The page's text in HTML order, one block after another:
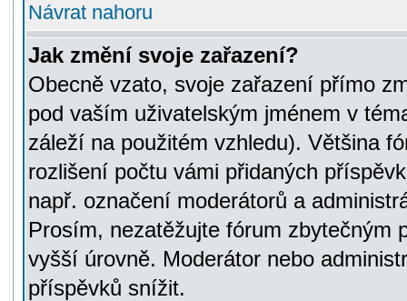
Návrat nahoru
Jak změní svoje zařazení?
Obecně vzato, svoje zařazení přímo
pod vaším uživatelským jménem v
záleží na použitém vzhledu). Většina
rozlišení počtu vámi přidaných
např. označení moderátorů a
Prosím, nezatěžujte fórum zbytečným
vyšší úrovně. Moderátor nebo
příspěvků snížit.